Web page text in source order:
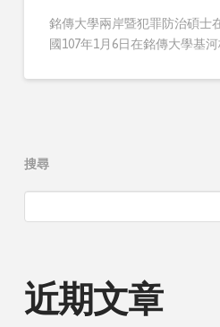
銘傳大學兩岸暨犯罪防治碩士
國107年1月6日在銘傳大學基河
搜尋
近期文章